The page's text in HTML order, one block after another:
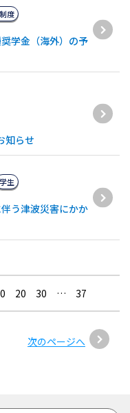
学金（海外）の予
度
知らせ
う津波災害にかか
学生
20 30 …
次のページへ
37